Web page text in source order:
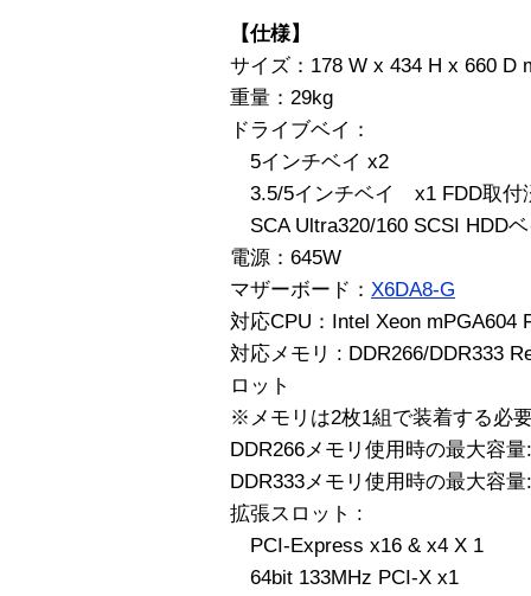
【仕様】
サイズ：178 W x 434 H x 660 D
重量：29kg
ドライブベイ：
5インチベイ x2
3.5/5インチベイ x1 FDD取付
SCA Ultra320/160 SCSI HDD
電源：645W
マザーボード： X6DA8-G
対応CPU：Intel Xeon mPGA604
対応メモリ : DDR266/DDR333
ロット
※メモリは2枚1組で装着する必
DDR266メモリ使用時の最大容量
DDR333メモリ使用時の最大容量
拡張スロット :
PCI-Express x16 & x4 X 1
64bit 133MHz PCI-X x1